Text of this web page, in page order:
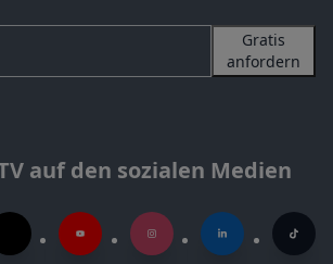
Gratis
anfordern
auf den sozialen Medien